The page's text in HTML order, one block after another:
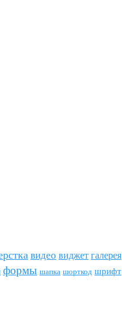
видео виджет галерея
формы шапка шорткод шрифт